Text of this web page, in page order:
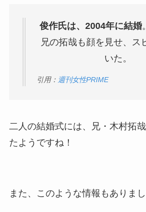
俊作氏は、2004年に結婚
兄の拓哉も顔を見せ、ス
いた。
引用： 週刊女性PRIME
二人の結婚式には、兄・木村拓
た ようですね！
また、このような情報もありまし